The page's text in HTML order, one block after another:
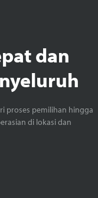
dan
proses pemilihan hingga
di lokasi dan